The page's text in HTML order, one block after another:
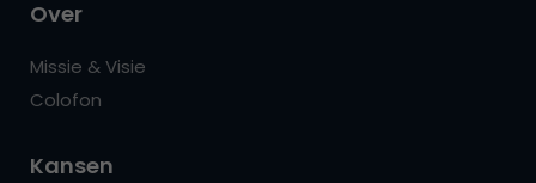
Over
Missie & Visie
Colofon
Kansen